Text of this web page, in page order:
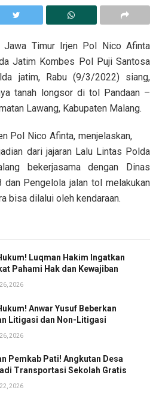
Jawa Timur Irjen Pol Nico Afinta
Jatim Kombes Pol Puji Santosa
jatim, Rabu (9/3/2022) siang,
tanah longsor di tol Pandaan –
Lawang, Kabupaten Malang.
Pol Nico Afinta, menjelaskan,
dari jajaran Lalu Lintas Polda
bekerjasama dengan Dinas
dan Pengelola jalan tol melakukan
bisa dilalui oleh kendaraan.
Luqman Hakim Ingatkan
Pahami Hak dan Kewajiban
2026
Anwar Yusuf Beberkan
Litigasi dan Non-Litigasi
2026
Pemkab Pati! Angkutan Desa
Transportasi Sekolah Gratis
2026